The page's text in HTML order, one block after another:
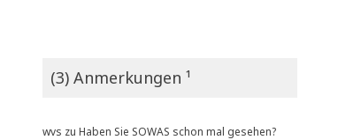
(3) Anmerkungen ¹
wvs zu Haben Sie SOWAS schon mal gesehen?